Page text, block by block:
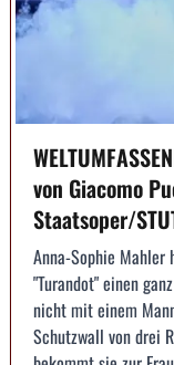
von Giacomo
Staatsoper/
Anna-Sophie
"Turandot" einen
nicht mit einem
Schutzwall von drei